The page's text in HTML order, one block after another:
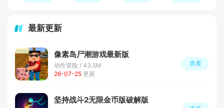
最新更新
像素岛尸潮游戏最新版
动作冒险 / 43.5M
26-07-25 更新
查看
坚持战斗2无限金币版破解版